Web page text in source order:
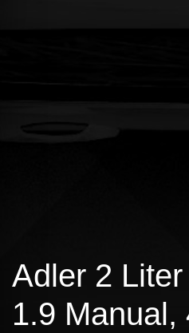
Adler 2
1.9 Manual,